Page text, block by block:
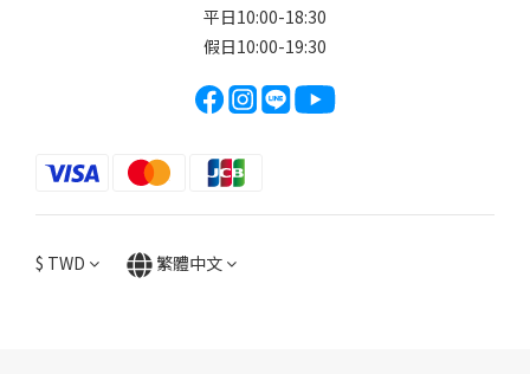
平日10:00-18:30
假日10:00-19:30
$ TWD 繁體中文